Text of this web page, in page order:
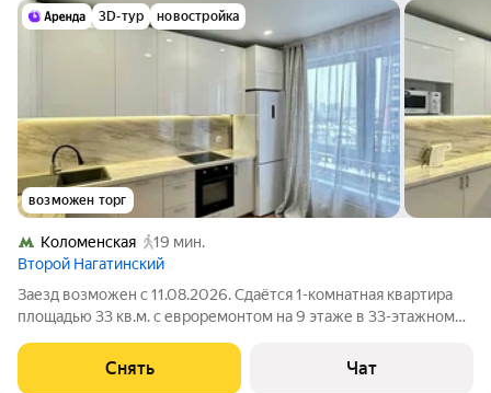
3D-тур новостройка
возможен торг
Коломенская
19 мин.
Второй Нагатинский
Заезд возможен с 11.08.2026. Сдаётся 1-комнатная квартира
площадью 33 кв.м. с евроремонтом на 9 этаже в 33-этажном
Стиральная машина Холодильник Посудомоечная машина
Кондиционер
Снять Чат